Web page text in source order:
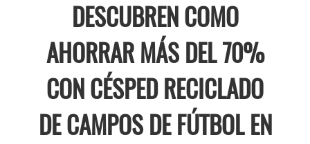
DESCUBREN COMO
AHORRAR MÁS DEL 70%
CON CÉSPED RECICLADO
DE CAMPOS DE FÚTBOL EN